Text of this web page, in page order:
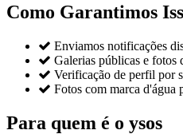
Como Garantimos
 Enviamos notificações
 Galerias públicas e fotos
 Verificação de perfil por
 Fotos com marca d'água
Para quem é o ysos